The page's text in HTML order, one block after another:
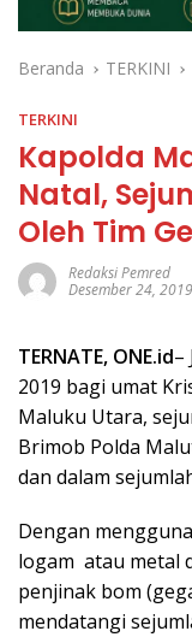
Beranda TERKINI
TERKINI
Kapolda
Natal,
Oleh Tim
Redaksi Pemred
Desember 24, 2019
TERNATE, ONE.id–
2019 bagi umat
Maluku Utara,
Brimob Polda
dan dalam
Dengan
logam atau metal
penjinak bom
mendatangi